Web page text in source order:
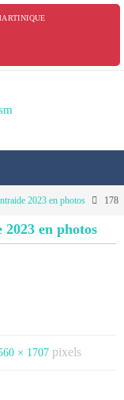
2023 en photos 178
en photos
× 1707 pixels